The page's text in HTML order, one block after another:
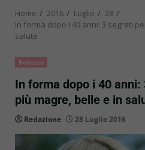
Home 2016 Luglio
28
In forma dopo i 40 anni: 3 segreti
salute
Bellezza
In forma dopo i 40
più magre, belle e in
Redazione 28 Luglio 2016